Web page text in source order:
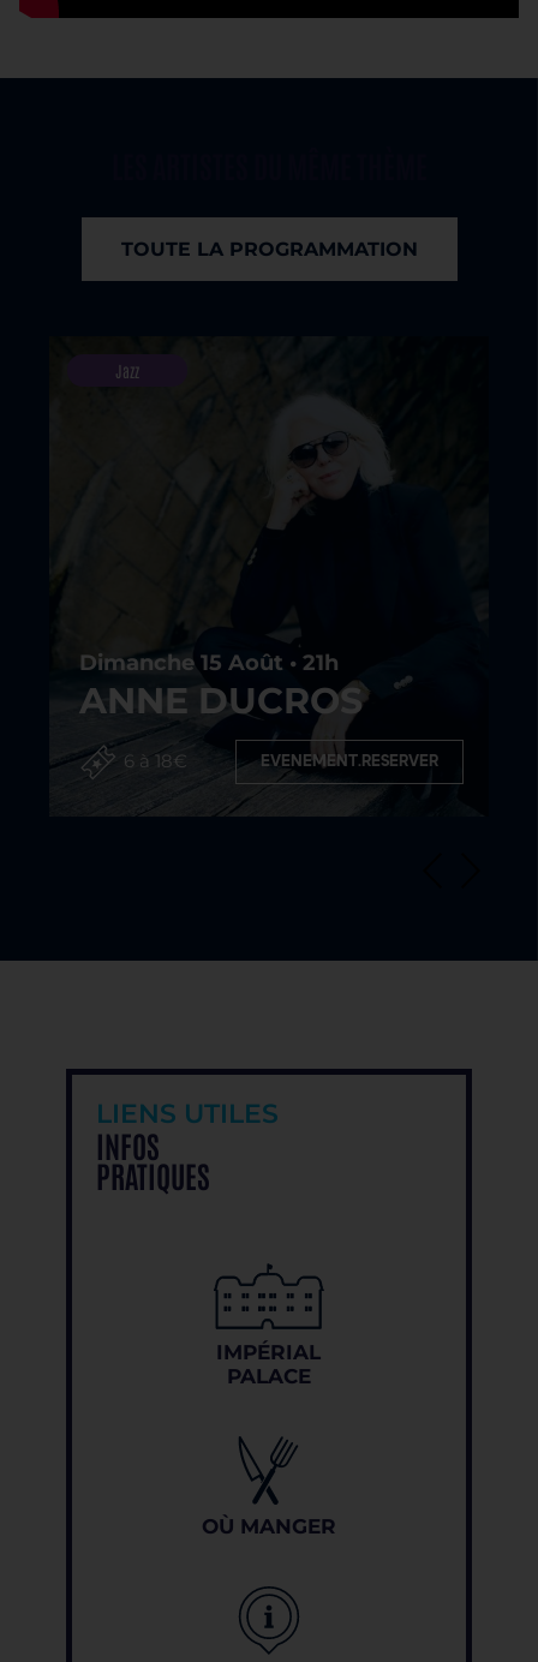
TOUTE LA PROGRAMMATION
Jazz
Dimanche 15 Août • 21h
ANNE DUCROS
6 à 18€ EVENEMENT.RESERVER
LIENS UTILES
INFOS
PRATIQUES
IMPÉRIAL
PALACE
OÙ MANGER